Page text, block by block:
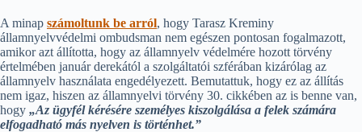
A minap számoltunk be arról, hogy Tarasz Kreminy
államnyelvvédelmi ombudsman nem egészen pontosan fogalmazott,
amikor azt állította, hogy az államnyelv védelmére hozott törvény
értelmében január derekától a szolgáltatói szférában kizárólag az
államnyelv használata engedélyezett. Bemutattuk, hogy ez az állítás
nem igaz, hiszen az államnyelvi törvény 30. cikkében az is benne van,
hogy „Az ügyfél kérésére személyes kiszolgálása a felek számára
elfogadható más nyelven is történhet.”